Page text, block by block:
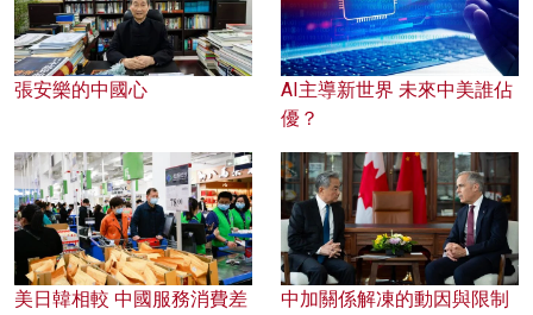
張安樂的中國心
AI主導新世界 未來中美誰佔
優？
美日韓相較 中國服務消費差
中加關係解凍的動因與限制